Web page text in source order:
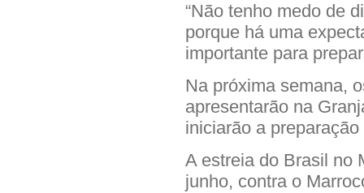
“Não tenho medo de
porque há uma
importante para
Na próxima semana,
apresentarão na
iniciarão a
A estreia do Brasil no
junho, contra o